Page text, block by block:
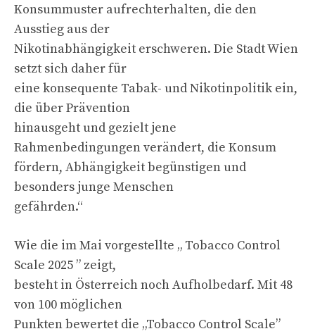
Konsummuster aufrechterhalten, die den
Ausstieg aus der
Nikotinabhängigkeit erschweren. Die Stadt Wien
setzt sich daher für
eine konsequente Tabak- und Nikotinpolitik ein,
die über Prävention
hinausgeht und gezielt jene
Rahmenbedingungen verändert, die Konsum
fördern, Abhängigkeit begünstigen und
besonders junge Menschen
gefährden.“
Wie die im Mai vorgestellte „ Tobacco Control
Scale 2025 ” zeigt,
besteht in Österreich noch Aufholbedarf. Mit 48
von 100 möglichen
Punkten bewertet die „Tobacco Control Scale”